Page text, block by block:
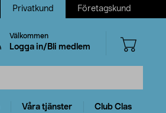
Privatkund Företagskund
Välkommen
Logga in/Bli medlem
Våra tjänster Club Clas